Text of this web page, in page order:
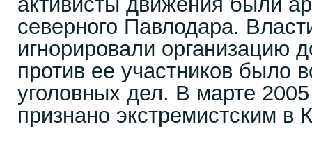
северного Павлодара.
игнорировали организацию
против ее участников было
уголовных дел. В марте
признано экстремистским в